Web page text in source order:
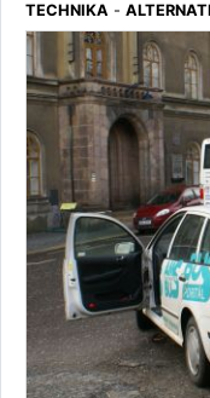
TECHNIKA -